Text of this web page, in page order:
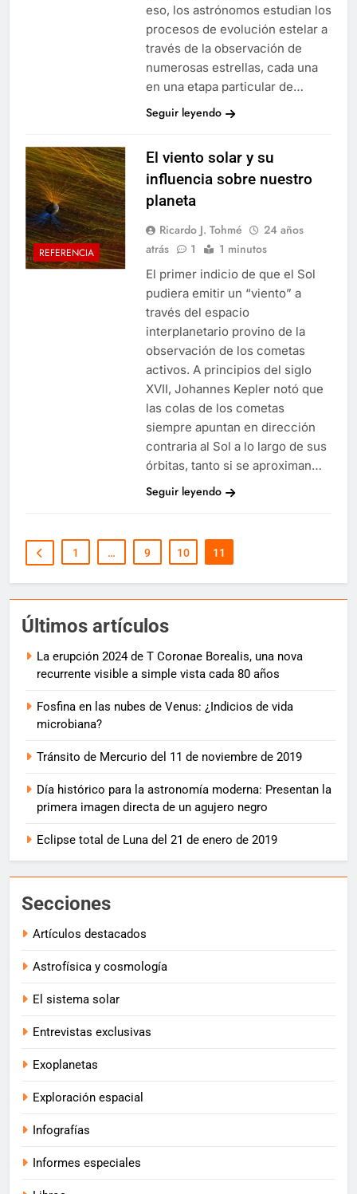
eso, los astrónomos estudian los
procesos de evolución estelar a
través de la observación de
numerosas estrellas, cada una
en una etapa particular de…
Seguir leyendo
REFERENCIA
El viento solar y su
influencia sobre nuestro
planeta
Ricardo J. Tohmé
24 años
atrás
1 1 minutos
El primer indicio de que el Sol
pudiera emitir un “viento” a
través del espacio
interplanetario provino de la
observación de los cometas
activos. A principios del siglo
XVII, Johannes Kepler notó que
las colas de los cometas
siempre apuntan en dirección
contraria al Sol a lo largo de sus
órbitas, tanto si se aproximan…
Seguir leyendo
1 … 9 10 11
Últimos artículos
La erupción 2024 de T Coronae Borealis, una nova
recurrente visible a simple vista cada 80 años
Fosfina en las nubes de Venus: ¿Indicios de vida
microbiana?
Tránsito de Mercurio del 11 de noviembre de 2019
Día histórico para la astronomía moderna: Presentan la
primera imagen directa de un agujero negro
Eclipse total de Luna del 21 de enero de 2019
Secciones
Artículos destacados
Astrofísica y cosmología
El sistema solar
Entrevistas exclusivas
Exoplanetas
Exploración espacial
Infografías
Informes especiales